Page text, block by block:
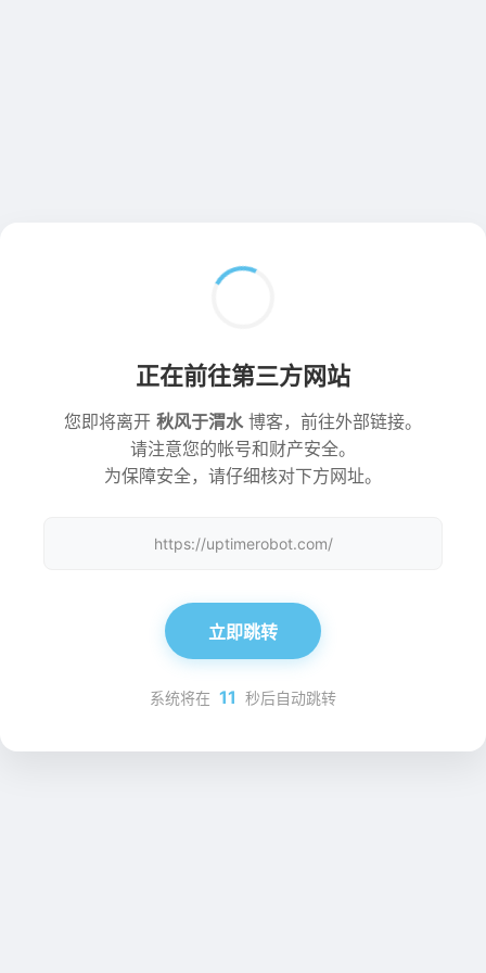
正在前往第三方网站
您即将离开 秋风于渭水博客，前往外部链接。
请注意您的帐号和财产安全。
为保障安全，请仔细核对下方网址。
https://uptimerobot.com/
立即跳转
系统将在 11 秒后自动跳转